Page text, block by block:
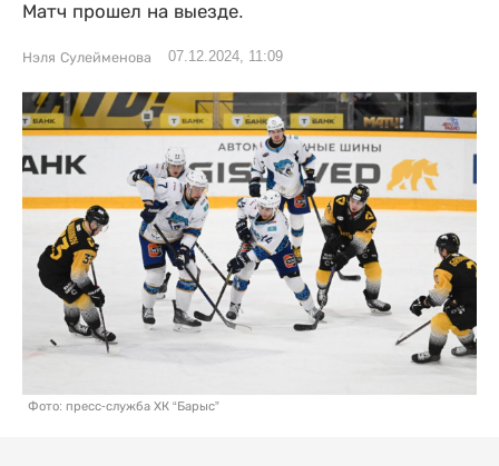
Матч прошел на выезде.
Нэля Сулейменова 07.12.2024, 11:09
Фото: пресс-служба ХК “Барыс”